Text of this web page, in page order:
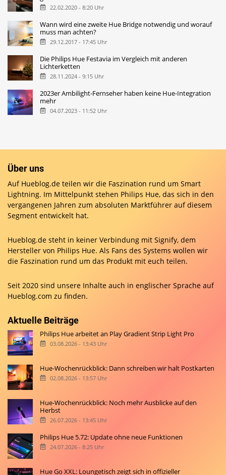
22.02.2020 - 8:20 Uhr
Wann wird eine zweite Hue Bridge notwendig und worauf
muss man achten?
29.12.2017 - 17:45 Uhr
Die Philips Hue Festavia im Vergleich mit anderen
Lichterketten
28.11.2024 - 9:15 Uhr
2023er Ambilight-Fernseher haben keine Hue-Integration
mehr
04.07.2023 - 11:52 Uhr
Über uns
Auf Hueblog.de teilen wir die Faszination rund um Smart
Lightning. Im Mittelpunkt stehen Philips Hue, das sich in den
vergangenen Jahren zum absoluten Marktführer auf diesem
Segment entwickelt hat.
Hueblog.de steht in keiner Verbindung mit Signify, dem
Hersteller von Philips Hue. Als Fans des Systems wollen wir
die Faszination rund um das Produkt mit euch teilen.
Seit 2020 sind unsere Inhalte auch in englischer Sprache auf
Hueblog.com zu finden.
Aktuelle Beiträge
Philips Hue arbeitet an Play Gradient Strip Light Pro
03.08.2026 - 13:43 Uhr
Hue-Wochenrückblick: Dann schreiben wir halt Postkarten
02.08.2026 - 13:57 Uhr
Hue-Wochenrückblick: Noch mehr Ausblicke auf den
Herbst
26.07.2026 - 13:45 Uhr
Philips Hue 5.72: Update ohne neue Funktionen
24.07.2026 - 8:25 Uhr
Hue Go XXL: Loungetisch zeigt sich in offizieller